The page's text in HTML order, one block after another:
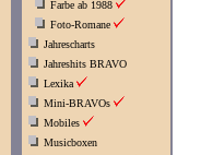
Farbe ab 1988
Foto-Romane
Jahrescharts
Jahreshits BRAVO
Lexika
Mini-BRAVOs
Mobiles
Musicboxen